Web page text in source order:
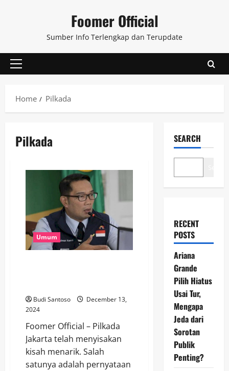
Foomer Official
Sumber Info Terlengkap dan Terupdate
Primary
Home
Pilkada
Pilkada
Umum
Budi Santoso
December 13,
2024
Foomer Official – Pilkada
Jakarta telah menyisakan
kisah menarik. Salah
satunya adalah pernyataan
SEARCH
RECENT
POSTS
Ariana
Grande
Pilih Hiatus
Usai Tur,
Mengapa
Jeda dari
Sorotan
Publik
Penting?